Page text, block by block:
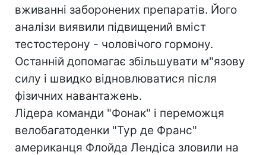
вживанні заборонених препаратів. Його
аналізи виявили підвищений вміст
тестостерону - чоловічого гормону.
Останній допомагає збільшувати м"язову
силу і швидко відновлюватися після
фізичних навантажень.
Лідера команди "Фонак" і переможця
велобагатоденки "Тур де Франс"
американця Флойда Лендіса зловили на